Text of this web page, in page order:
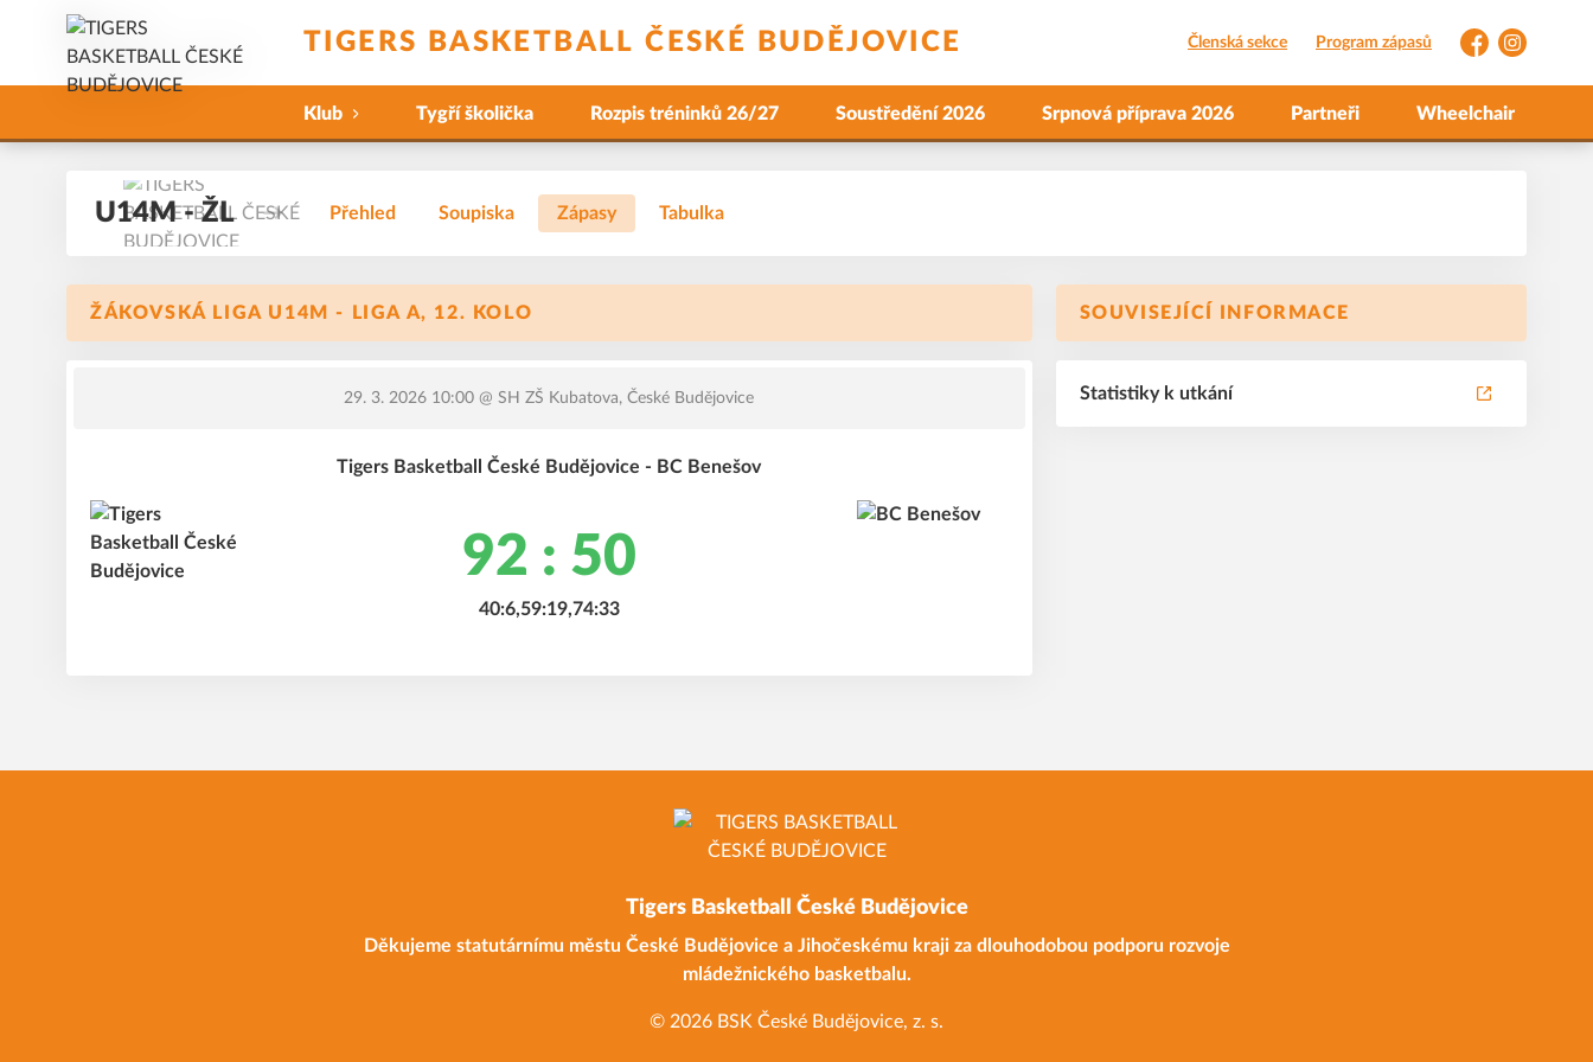
TIGERS BASKETBALL ČESKÉ BUDĚJOVICE Členská sekce Program zápasů
FacebookInstagram
Klub Tygří školička Rozpis tréninků 26/27 Soustředění 2026 Srpnová příprava 2026 Partneři Wheelchair
U14M - ŽL Přehled Soupiska Zápasy Tabulka
ŽÁKOVSKÁ LIGA U14M - LIGA A, 12. KOLO
29. 3. 2026 10:00 @ SH ZŠ Kubatova, České Budějovice
Tigers Basketball České Budějovice - BC Benešov
92 : 50
40:6,59:19,74:33
SOUVISEJÍCÍ INFORMACE
Statistiky k utkání
Tigers Basketball České Budějovice
Děkujeme statutárnímu městu České Budějovice a Jihočeskému kraji za dlouhodobou podporu rozvoje
mládežnického basketbalu.
© 2026 BSK České Budějovice, z. s.